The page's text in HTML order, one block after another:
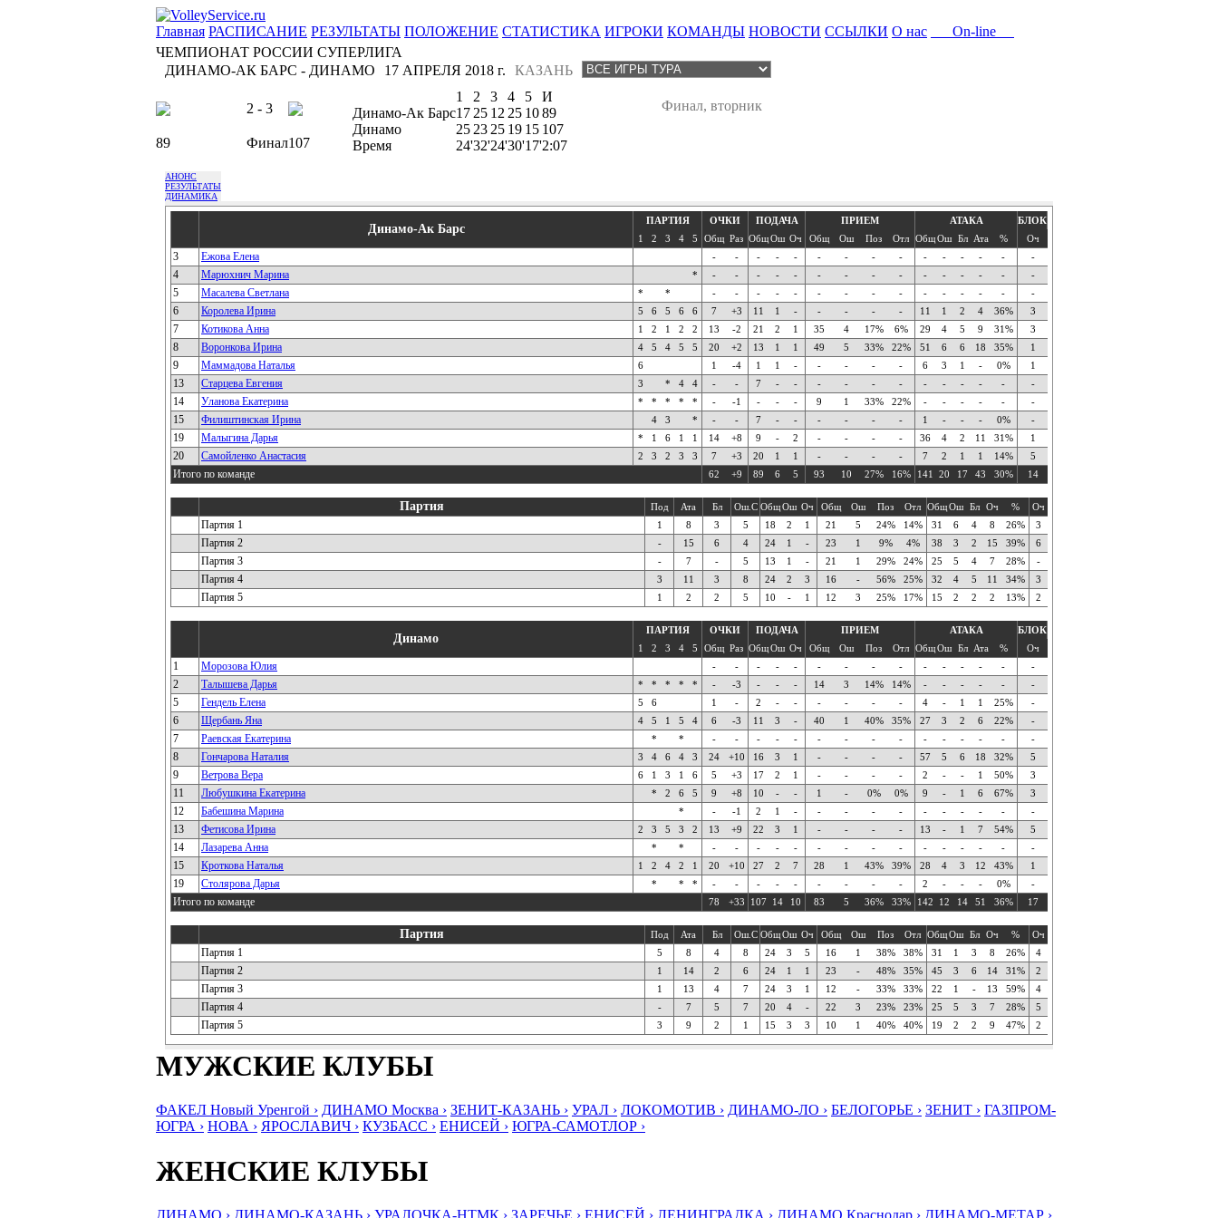
Главная РАСПИСАНИЕ РЕЗУЛЬТАТЫ ПОЛОЖЕНИЕ СТАТИСТИКА ИГРОКИ КОМАНДЫ НОВОСТИ ССЫЛКИ О нас
On-line
ЧЕМПИОНАТ РОССИИ СУПЕРЛИГА
ДИНАМО-АК БАРС - ДИНАМО
КАЗАНЬ
17 АПРЕЛЯ 2018 г.
2 - 3
89 Финал107
Финал, вторник
1 2 3 4 5
И
Динамо-Ак Барс17 25 12 25 1089
Динамо
25 23 25 19 15 107
Время
24'32'24'30'17'2:07
АНОНС
РЕЗУЛЬТАТЫ
ДИНАМИКА
Динамо-Ак Барс
ПАРТИЯ ОЧКИ ПОДАЧА ПРИЕМ АТАКА
БЛОК
1
2 3 4 5 Общ Раз ОбщОш Оч Общ Ош Поз Отл ОбщОш Бл Ата % Оч
3 Ежова Елена - - - - - - - - - - - - - - -
4 Марюхнич Марина * - - - - - - - - - - - - - - -
5 Масалева Светлана * * - - - - - - - - - - - - - - -
6 Королева Ирина 5 6 5 6 6 7 +3 11 1 - - - - - 11 1 2 4 36% 3
7 Котикова Анна 1 2 1 2 2 13 -2 21 2 1 35 4 17% 6% 29 4 5 9 31% 3
8 Воронкова Ирина 4 5 4 5 5 20 +2 13 1 1 49 5 33% 22% 51 6 6 18 35% 1
9 Маммадова Наталья 6 1 -4 1 1 - - - - - 6 3 1 - 0% 1
13 Старцева Евгения 3 * 4 4 - - 7 - - - - - - - - - - - -
14 Уланова Екатерина * * * * * - -1 - - - 9 1 33% 22% - - - - - -
15 Филиштинская Ирина 4 3 * - - 7 - - - - - - 1 - - - 0% -
19 Малыгина Дарья * 1 6 1 1 14 +8 9 - 2 - - - - 36 4 2 11 31% 1
20 Самойленко Анастасия 2 3 2 3 3 7 +3 20 1 1 - - - - 7 2 1 1 14% 5
Итого по команде 62 +9 89 6 5 93 10 27% 16% 141 20 17 43 30% 14
Партия Под Ата Бл Ош.С ОбщОш Оч Общ Ош Поз Отл ОбщОш Бл Оч % Оч
Партия 1 1 8 3 5 18 2 1 21 5 24% 14% 31 6 4 8 26% 3
Партия 2 - 15 6 4 24 1 - 23 1 9% 4% 38 3 2 15 39% 6
Партия 3 - 7 - 5 13 1 - 21 1 29% 24% 25 5 4 7 28% -
Партия 4 3 11 3 8 24 2 3 16 - 56% 25% 32 4 5 11 34% 3
Партия 5 1 2 2 5 10 - 1 12 3 25% 17% 15 2 2 2 13% 2
Динамо
ПАРТИЯ ОЧКИ ПОДАЧА ПРИЕМ АТАКА
БЛОК
1
2 3 4 5 Общ Раз ОбщОш Оч Общ Ош Поз Отл ОбщОш Бл Ата % Оч
1 Морозова Юлия - - - - - - - - - - - - - - -
2 Талышева Дарья * * * * * - -3 - - - 14 3 14% 14% - - - - - -
5 Гендель Елена 5 6 1 - 2 - - - - - - 4 - 1 1 25% -
6 Щербань Яна 4 5 1 5 4 6 -3 11 3 - 40 1 40% 35% 27 3 2 6 22% -
7 Раевская Екатерина * * - - - - - - - - - - - - - - -
8 Гончарова Наталия 3 4 6 4 3 24 +10 16 3 1 - - - - 57 5 6 18 32% 5
9 Ветрова Вера 6 1 3 1 6 5 +3 17 2 1 - - - - 2 - - 1 50% 3
11 Любушкина Екатерина * 2 6 5 9 +8 10 - - 1 - 0% 0% 9 - 1 6 67% 3
12 Бабешина Марина * - -1 2 1 - - - - - - - - - - -
13 Фетисова Ирина 2 3 5 3 2 13 +9 22 3 1 - - - - 13 - 1 7 54% 5
14 Лазарева Анна * * - - - - - - - - - - - - - - -
15 Кроткова Наталья 1 2 4 2 1 20 +10 27 2 7 28 1 43% 39% 28 4 3 12 43% 1
19 Столярова Дарья * * * - - - - - - - - - 2 - - - 0% -
Итого по команде 78 +33 107 14 10 83 5 36% 33% 142 12 14 51 36% 17
Партия Под Ата Бл Ош.С ОбщОш Оч Общ Ош Поз Отл ОбщОш Бл Оч % Оч
Партия 1 5 8 4 8 24 3 5 16 1 38% 38% 31 1 3 8 26% 4
Партия 2 1 14 2 6 24 1 1 23 - 48% 35% 45 3 6 14 31% 2
Партия 3 1 13 4 7 24 3 1 12 - 33% 33% 22 1 - 13 59% 4
Партия 4 - 7 5 7 20 4 - 22 3 23% 23% 25 5 3 7 28% 5
Партия 5 3 9 2 1 15 3 3 10 1 40% 40% 19 2 2 9 47% 2
МУЖСКИЕ КЛУБЫ
ФАКЕЛ Новый Уренгой › ДИНАМО Москва › ЗЕНИТ-КАЗАНЬ › УРАЛ › ЛОКОМОТИВ › ДИНАМО-ЛО › БЕЛОГОРЬЕ › ЗЕНИТ › ГАЗПРОМ-
ЮГРА › НОВА › ЯРОСЛАВИЧ › КУЗБАСС › ЕНИСЕЙ › ЮГРА-САМОТЛОР ›
ЖЕНСКИЕ КЛУБЫ